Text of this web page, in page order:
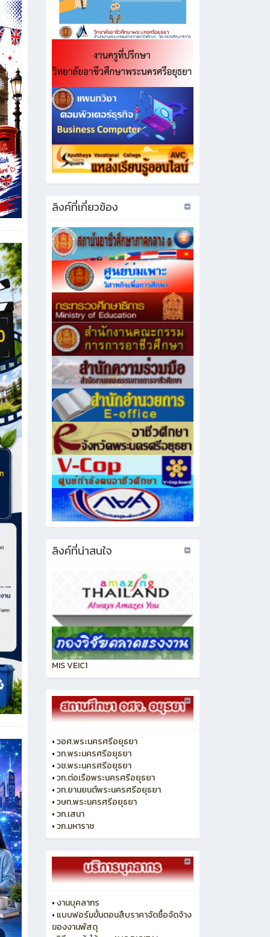
ลิงค์ที่เกี่ยวข้อง
ลิงค์ที่น่าสนใจ
MIS VEIC1
•วอศ.พระนครศรีอยุธยา
•วท.พระนครศรีอยุธยา
•วช.พระนครศรีอยุธยา
•วก.ต่อเรือพระนครศรีอยุธยา
•วท.ยานยนต์พระนครศรีอยุธยา
•วษท.พระนครศรีอยุธยา
•วก.เสนา
•วก.มหาราช
•งานบุคลากร
• แบบฟอร์มขั้นตอนสืบราคาจัดซื้อจัดจ้าง
ของงานพัสดุ